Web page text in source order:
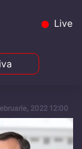
Live
2022 12:00